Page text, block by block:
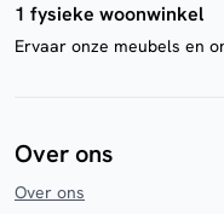
1 fysieke woonwinkel
Ervaar onze meubels en
Over ons
Over ons